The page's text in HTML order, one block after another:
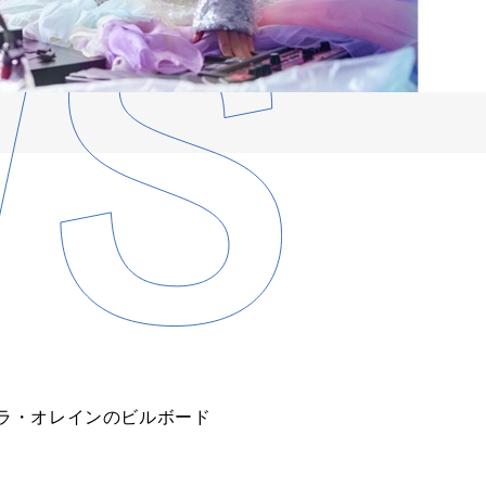
・オレインのビルボード